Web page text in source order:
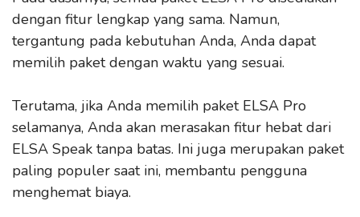
dengan fitur lengkap yang sama. Namun,
tergantung pada kebutuhan Anda, Anda dapat
memilih paket dengan waktu yang sesuai.
Terutama, jika Anda memilih paket ELSA Pro
selamanya, Anda akan merasakan fitur hebat dari
ELSA Speak tanpa batas. Ini juga merupakan paket
paling populer saat ini, membantu pengguna
menghemat biaya.